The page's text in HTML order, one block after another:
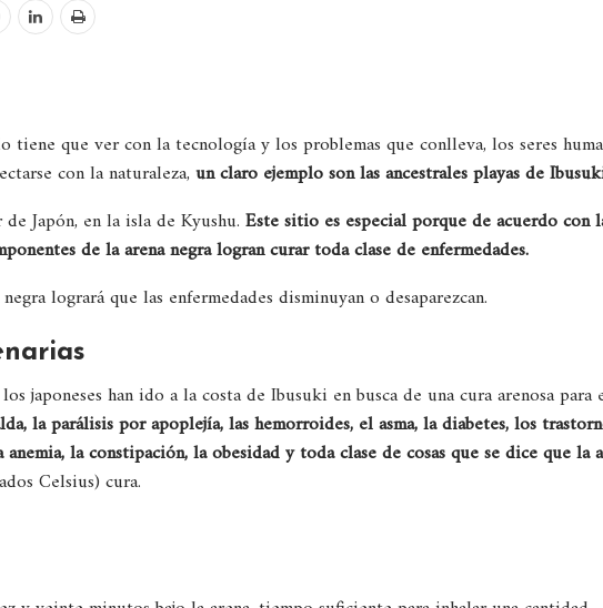
tiene que ver con la tecnología y los problemas que conlleva, los seres
con la naturaleza, un claro ejemplo son las ancestrales playas de
Japón, en la isla de Kyushu. Este sitio es especial porque de acuerdo con
de la arena negra logran curar toda clase de enfermedades.
logrará que las enfermedades disminuyan o desaparezcan.
japoneses han ido a la costa de Ibusuki en busca de una cura arenosa para
la parálisis por apoplejía, las hemorroides, el asma, la diabetes, los
la constipación, la obesidad y toda clase de cosas que se dice que la
Celsius) cura.